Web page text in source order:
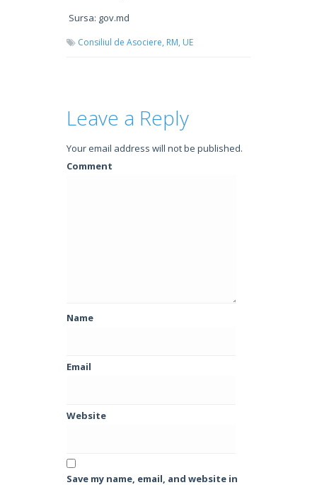
Sursa: gov.md
Consiliul de Asociere, RM, UE
Leave a Reply
Your email address will not be published.
Comment
Name
Email
Website
Save my name, email, and website in